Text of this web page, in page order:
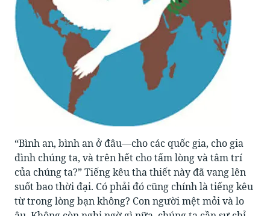
“Bình an, bình an ở đâu—cho các quốc gia, cho gia
đình chúng ta, và trên hết cho tấm lòng và tâm trí
của chúng ta?” Tiếng kêu tha thiết này đã vang lên
suốt bao thời đại. Có phải đó cũng chính là tiếng kêu
từ trong lòng bạn không? Con người mệt mỏi và lo